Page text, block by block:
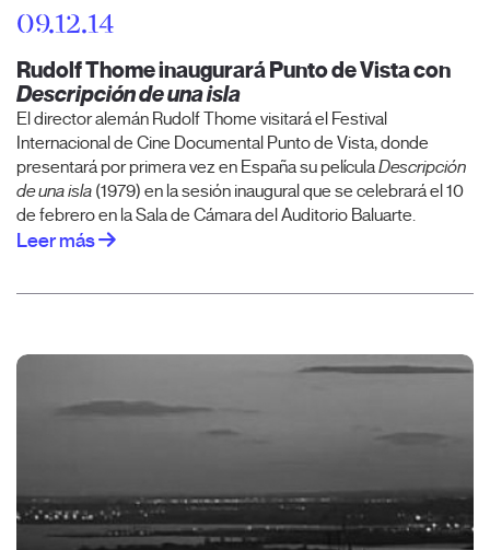
09.12.14
Rudolf Thome inaugurará Punto de Vista con
Descripción de una isla
El director alemán Rudolf Thome visitará el Festival
Internacional de Cine Documental Punto de Vista, donde
presentará por primera vez en España su películaDescripción
de una isla (1979) en la sesión inaugural que se celebrará el 10
de febrero en la Sala de Cámara del Auditorio Baluarte.
Leer más